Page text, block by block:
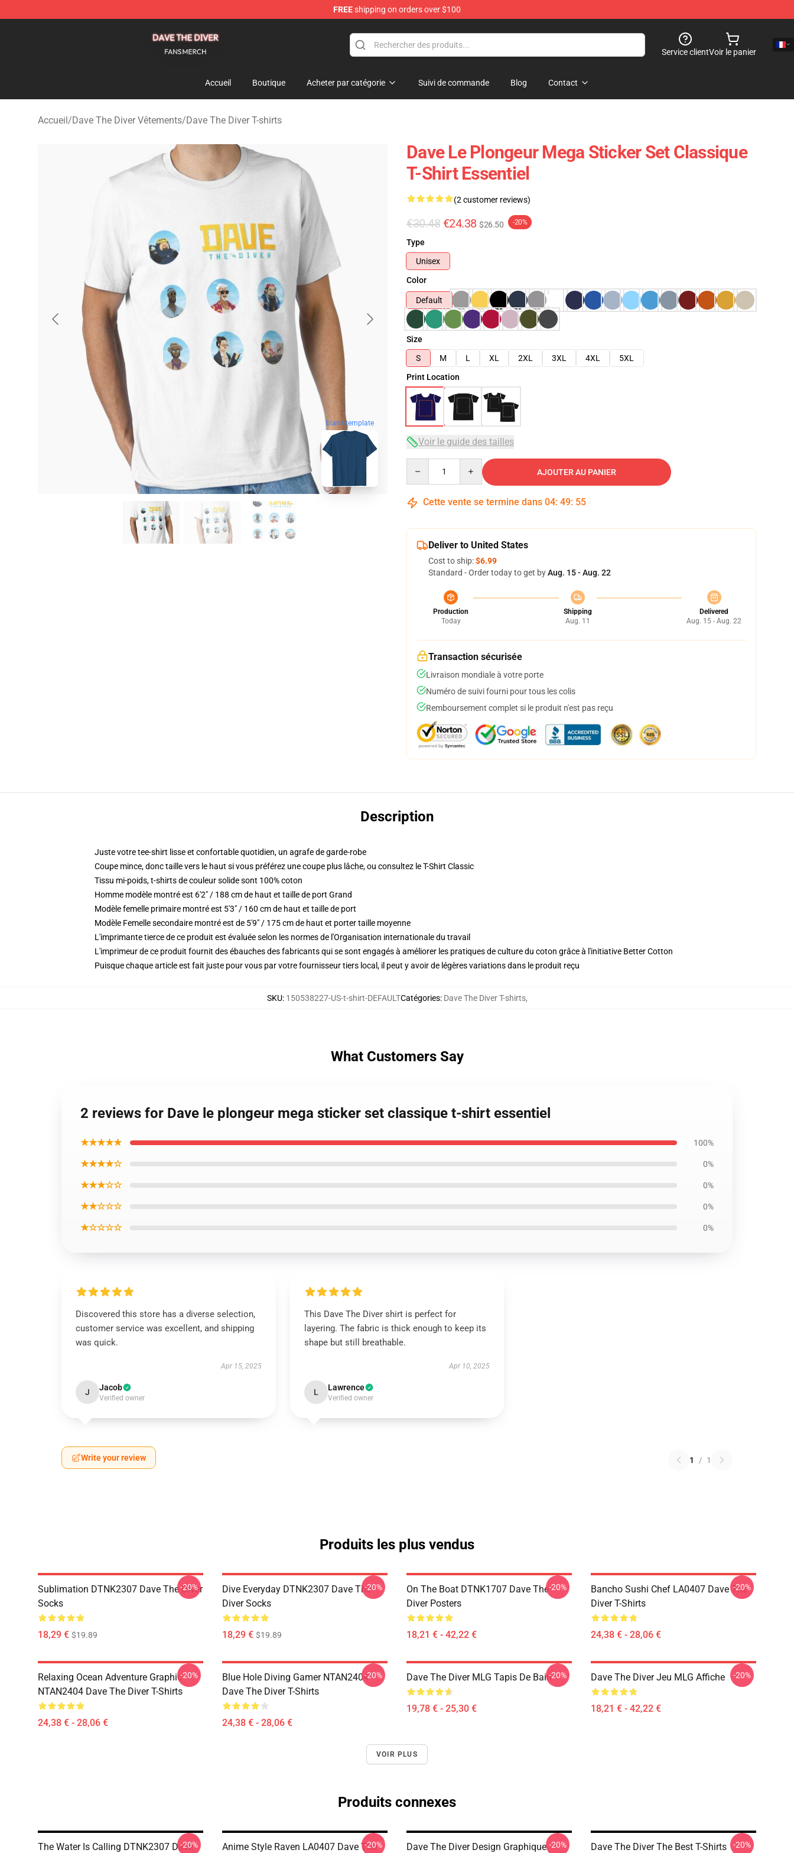
FREEshipping on orders over $100
Service clientVoir le panier
Accueil Boutique Acheter par catégorie Suivi de commande Blog Contact
Accueil/Dave The Diver Vêtements/Dave The Diver T-shirts
blank template
Dave Le Plongeur Mega Sticker Set Classique
T-Shirt Essentiel
(2 customer reviews)
€30.48 €24.38 $26.50 -20%
Type
Unisex
Color
Default
Size
S
M L XL 2XL 3XL 4XL
5XL
Print Location
Voir le guide des tailles
AJOUTER AU PANIER
Cette vente se termine dans 04: 49: 54
Deliver to United States
Cost to ship:$6.99
Standard - Order today to get byAug. 15 - Aug. 22
Production
Today
Shipping
Aug. 11
Delivered
Aug. 15 - Aug. 22
Transaction sécurisée
Livraison mondiale à votre porte
Numéro de suivi fourni pour tous les colis
Remboursement complet si le produit n'est pas reçu
Description
Juste votre tee-shirt lisse et confortable quotidien, un agrafe de garde-robe
Coupe mince, donc taille vers le haut si vous préférez une coupe plus lâche, ou consultez le T-Shirt Classic
Tissu mi-poids, t-shirts de couleur solide sont 100% coton
Homme modèle montré est 6'2" / 188 cm de haut et taille de port Grand
Modèle femelle primaire montré est 5'3" / 160 cm de haut et taille de port
Modèle Femelle secondaire montré est de 5'9" / 175 cm de haut et porter taille moyenne
L'imprimante tierce de ce produit est évaluée selon les normes de l'Organisation internationale du travail
L'imprimeur de ce produit fournit des ébauches des fabricants qui se sont engagés à améliorer les pratiques de culture du coton grâce à l'initiative Better Cotton
Puisque chaque article est fait juste pour vous par votre fournisseur tiers local, il peut y avoir de légères variations dans le produit reçu
SKU: 150538227-US-t-shirt-DEFAULTCatégories: Dave The Diver T-shirts,
What Customers Say
2 reviews for Dave le plongeur mega sticker set classique t-shirt essentiel
★★★★★ 100%
★★★★☆ 0%
★★★☆☆ 0%
★★☆☆☆ 0%
★☆☆☆☆ 0%
Discovered this store has a diverse selection,
customer service was excellent, and shipping
was quick.
Apr 15, 2025
J Jacob
Verified owner
This Dave The Diver shirt is perfect for
layering. The fabric is thick enough to keep its
shape but still breathable.
Apr 10, 2025
L Lawrence
Verified owner
Write your review 1 / 1
Produits les plus vendus
Sublimation DTNK2307 Dave The Diver
Socks
18,29 € $19.89
-20%
Dive Everyday DTNK2307 Dave The
Diver Socks
18,29 € $19.89
-20%
On The Boat DTNK1707 Dave The
Diver Posters
18,21 € - 42,22 €
-20%
Bancho Sushi Chef LA0407 Dave The
Diver T-Shirts
24,38 € - 28,06 €
-20%
Relaxing Ocean Adventure Graphic
NTAN2404 Dave The Diver T-Shirts
24,38 € - 28,06 €
-20%
Blue Hole Diving Gamer NTAN2404
Dave The Diver T-Shirts
24,38 € - 28,06 €
-20% Dave The Diver MLG Tapis De Bain
19,78 € - 25,30 €
-20% Dave The Diver Jeu MLG Affiche
18,21 € - 42,22 €
-20%
VOIR PLUS
Produits connexes
The Water Is Calling DTNK2307 Dave
-20%
Anime Style Raven LA0407 Dave The
-20%
Dave The Diver Design Graphique -20% Dave The Diver The Best T-Shirts -20%